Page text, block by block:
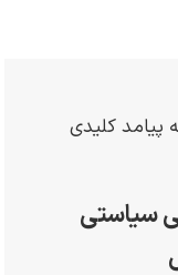
پیامد کلیدی
سیاستی